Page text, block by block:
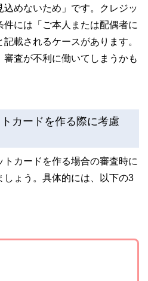
めないため」です。クレジッ
件には「ご本人または配偶者に
載されるケースがあります。
査が不利に働いてしまうかも
カードを作る際に考慮
カードを作る場合の審査時に
しょう。具体的には、以下の3